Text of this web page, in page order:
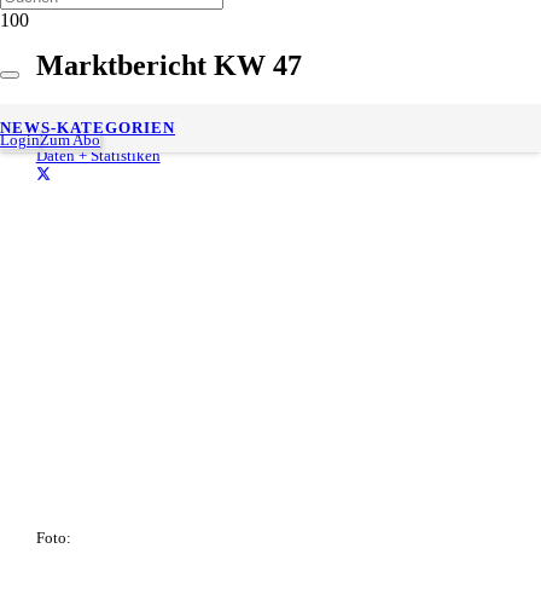
LoginZum Abo
NEWS-KATEGORIEN
Marktbericht KW 47
28. November 2022
Gesch. Lesedauer: < 1
Daten + Statistiken
Foto: